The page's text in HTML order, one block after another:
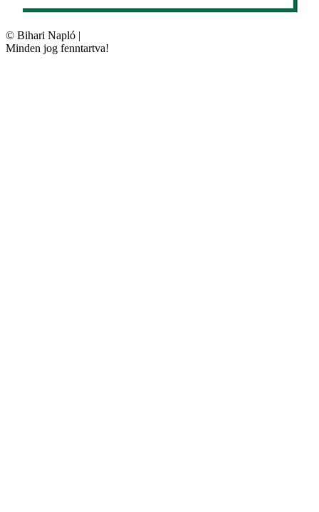
© Bihari Napló |
Minden jog fenntartva!